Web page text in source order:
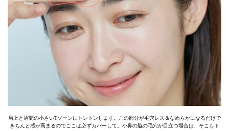
眉上と眉間の小さいTゾーンにトントンします。この部分が毛穴レス＆なめらかになるだけで
きちんと感が高まるのでここは必ずカバーして。小鼻の脇の毛穴が目立つ場合は、そこもト